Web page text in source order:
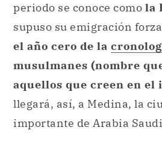
periodo se conoce como la
supuso su emigración
el año cero de la
musulmanes (nombre
aquellos que creen en el
llegará, así, a Medina, la
importante de Arabia